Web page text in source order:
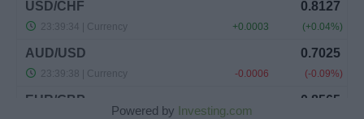
Powered by Investing.com